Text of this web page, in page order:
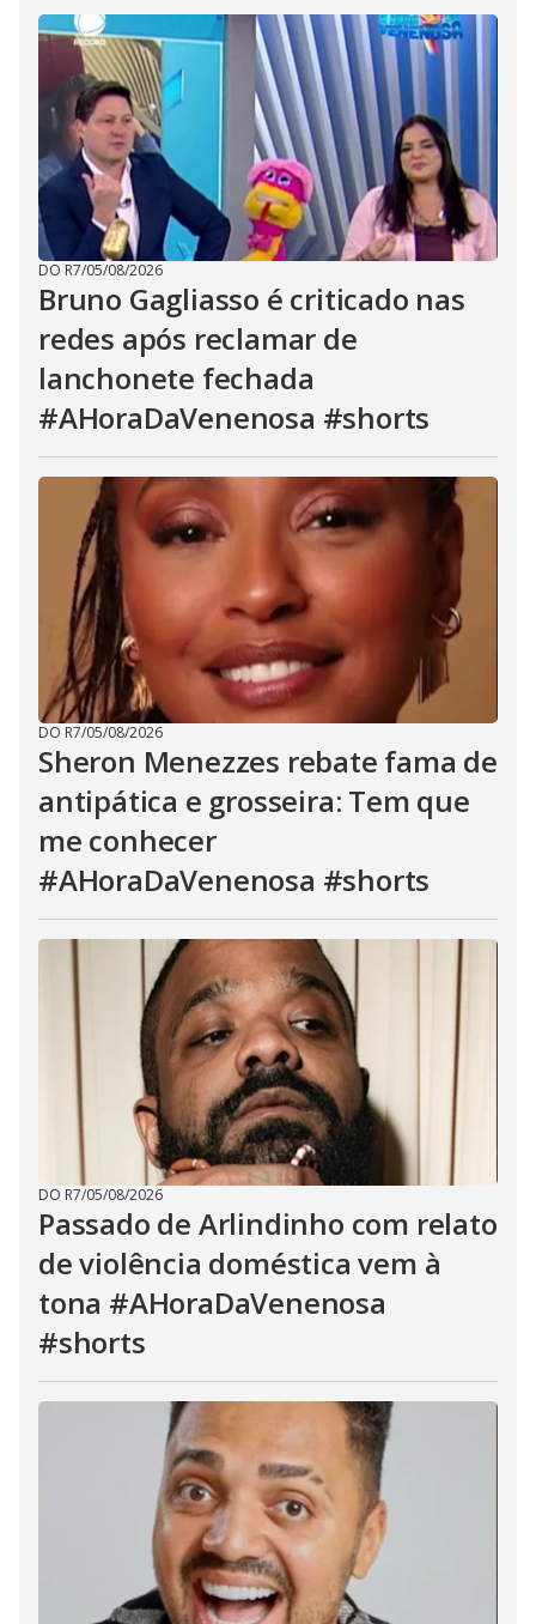
DO R7/05/08/2026
Bruno Gagliasso é criticado nas
redes após reclamar de
lanchonete fechada
#AHoraDaVenenosa #shorts
DO R7/05/08/2026
Sheron Menezzes rebate fama de
antipática e grosseira: Tem que
me conhecer
#AHoraDaVenenosa #shorts
DO R7/05/08/2026
Passado de Arlindinho com relato
de violência doméstica vem à
tona #AHoraDaVenenosa
#shorts